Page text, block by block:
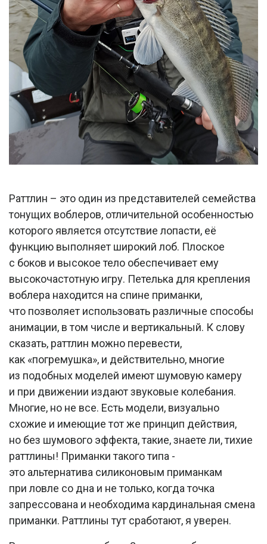
Раттлин – это один из представителей семейства
тонущих воблеров, отличительной особенностью
которого является отсутствие лопасти, её
функцию выполняет широкий лоб. Плоское
с боков и высокое тело обеспечивает ему
высокочастотную игру. Петелька для крепления
воблера находится на спине приманки,
что позволяет использовать различные способы
анимации, в том числе и вертикальный. К слову
сказать, раттлин можно перевести,
как «погремушка», и действительно, многие
из подобных моделей имеют шумовую камеру
и при движении издают звуковые колебания.
Многие, но не все. Есть модели, визуально
схожие и имеющие тот же принцип действия,
но без шумового эффекта, такие, знаете ли, тихие
раттлины! Приманки такого типа -
это альтернатива силиконовым приманкам
при ловле со дна и не только, когда точка
запрессована и необходима кардинальная смена
приманки. Раттлины тут сработают, я уверен.